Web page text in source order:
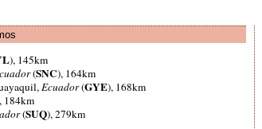
), 145km
(SNC), 164km
Ecuador(GYE), 168km
184km
(SUQ), 279km